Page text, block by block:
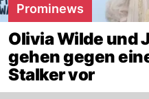
Prominews
Olivia Wilde und
gehen gegen
Stalker vor